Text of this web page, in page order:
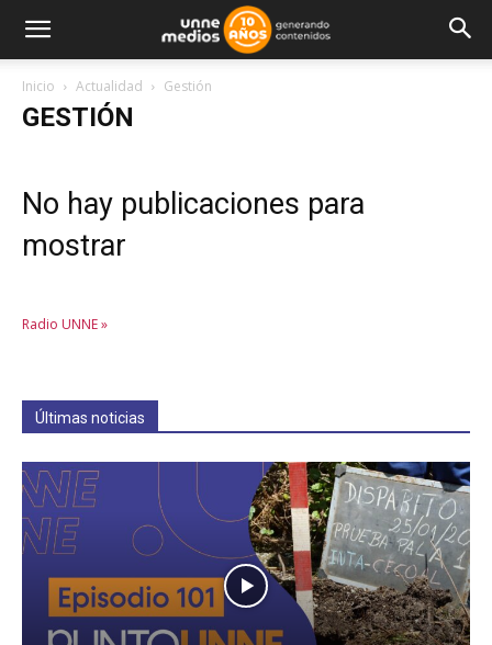
Inicio Actualidad Gestión
GESTIÓN
No hay publicaciones para
mostrar
Radio UNNE »
Últimas noticias